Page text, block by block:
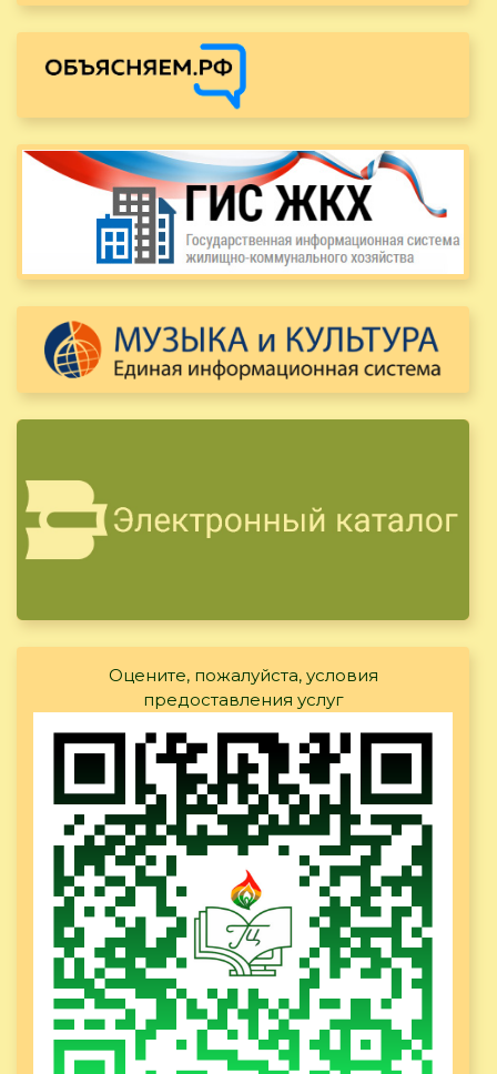
Оцените, пожалуйста, условия
предоставления услуг